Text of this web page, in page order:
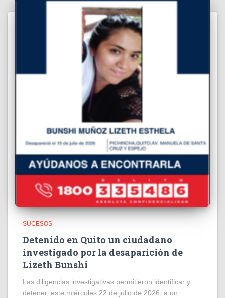
SUCESOS
Detenido en Quito un ciudadano
investigado por la desaparición de
Lizeth Bunshi
Las diligencias investigativas permitieron identificar y
detener, este miércoles 22 de julio de 2026, a un